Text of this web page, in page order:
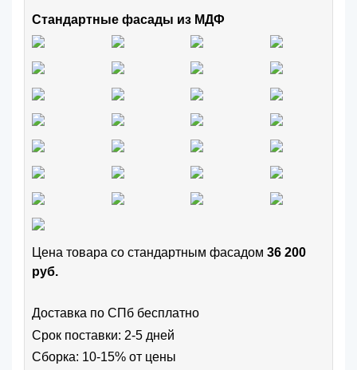
Стандартные фасады из МДФ
Цена товара cо стандартным фасадом 36 200
руб.
Доставка по СПб бесплатно
Срок поставки: 2-5 дней
Сборка: 10-15% от цены